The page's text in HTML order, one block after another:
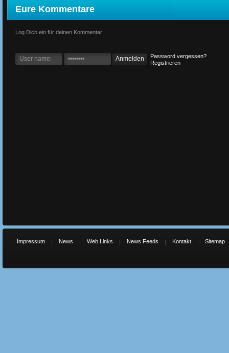
Eure Kommentare
Log Dich ein für deinen Kommentar
Password vergessen?
Registrieren
Impressum News Web Links News Feeds Kontakt Sitemap